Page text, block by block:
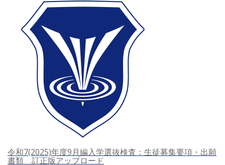
令和7(2025)年度9月編入学選抜検査：生徒募集要項・出願
書類 訂正版アップロード